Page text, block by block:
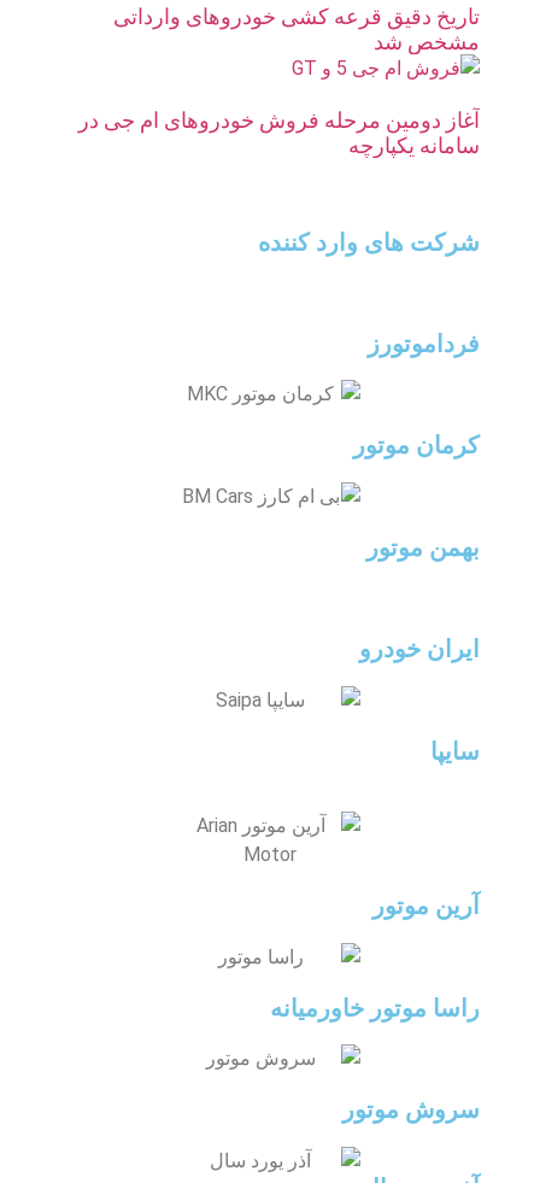
تاریخ دقیق قرعه کشی خودروهای وارداتی
مشخص شد
آغاز دومین مرحله فروش خودروهای ام جی در
سامانه یکپارچه
شرکت های وارد کننده
فرداموتورز
کرمان موتور
بهمن موتور
ایران خودرو
سایپا
آرین موتور
راسا موتور خاورمیانه
سروش موتور